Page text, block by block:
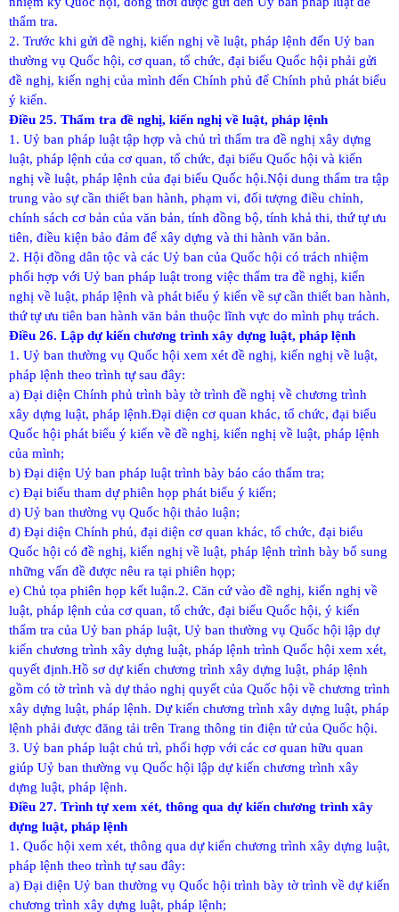
thẩm tra.
2. Trước khi gửi đề nghị, kiến nghị về luật, pháp lệnh đến Uỷ ban
thường vụ Quốc hội, cơ quan, tổ chức, đại biểu Quốc hội phải gửi
đề nghị, kiến nghị của mình đến Chính phủ để Chính phủ phát biểu
ý kiến.
Điều 25. Thẩm tra đề nghị, kiến nghị về luật, pháp lệnh
1. Uỷ ban pháp luật tập hợp và chủ trì thẩm tra đề nghị xây dựng
luật, pháp lệnh của cơ quan, tổ chức, đại biểu Quốc hội và kiến
nghị về luật, pháp lệnh của đại biểu Quốc hội.Nội dung thẩm tra tập
trung vào sự cần thiết ban hành, phạm vi, đối tượng điều chỉnh,
chính sách cơ bản của văn bản, tính đồng bộ, tính khả thi, thứ tự ưu
tiên, điều kiện bảo đảm để xây dựng và thi hành văn bản.
2. Hội đồng dân tộc và các Uỷ ban của Quốc hội có trách nhiệm
phối hợp với Uỷ ban pháp luật trong việc thẩm tra đề nghị, kiến
nghị về luật, pháp lệnh và phát biểu ý kiến về sự cần thiết ban hành,
thứ tự ưu tiên ban hành văn bản thuộc lĩnh vực do mình phụ trách.
Điều 26. Lập dự kiến chương trình xây dựng luật, pháp lệnh
1. Uỷ ban thường vụ Quốc hội xem xét đề nghị, kiến nghị về luật,
pháp lệnh theo trình tự sau đây:
a) Đại diện Chính phủ trình bày tờ trình đề nghị về chương trình
xây dựng luật, pháp lệnh.Đại diện cơ quan khác, tổ chức, đại biểu
Quốc hội phát biểu ý kiến về đề nghị, kiến nghị về luật, pháp lệnh
của mình;
b) Đại diện Uỷ ban pháp luật trình bày báo cáo thẩm tra;
c) Đại biểu tham dự phiên họp phát biểu ý kiến;
d) Uỷ ban thường vụ Quốc hội thảo luận;
đ) Đại diện Chính phủ, đại diện cơ quan khác, tổ chức, đại biểu
Quốc hội có đề nghị, kiến nghị về luật, pháp lệnh trình bày bổ sung
những vấn đề được nêu ra tại phiên họp;
e) Chủ tọa phiên họp kết luận.2. Căn cứ vào đề nghị, kiến nghị về
luật, pháp lệnh của cơ quan, tổ chức, đại biểu Quốc hội, ý kiến
thẩm tra của Uỷ ban pháp luật, Uỷ ban thường vụ Quốc hội lập dự
kiến chương trình xây dựng luật, pháp lệnh trình Quốc hội xem xét,
quyết định.Hồ sơ dự kiến chương trình xây dựng luật, pháp lệnh
gồm có tờ trình và dự thảo nghị quyết của Quốc hội về chương trình
xây dựng luật, pháp lệnh. Dự kiến chương trình xây dựng luật, pháp
lệnh phải được đăng tải trên Trang thông tin điện tử của Quốc hội.
3. Uỷ ban pháp luật chủ trì, phối hợp với các cơ quan hữu quan
giúp Uỷ ban thường vụ Quốc hội lập dự kiến chương trình xây
dựng luật, pháp lệnh.
Điều 27. Trình tự xem xét, thông qua dự kiến chương trình xây
dựng luật, pháp lệnh
1. Quốc hội xem xét, thông qua dự kiến chương trình xây dựng luật,
pháp lệnh theo trình tự sau đây:
a) Đại diện Uỷ ban thường vụ Quốc hội trình bày tờ trình về dự kiến
chương trình xây dựng luật, pháp lệnh;